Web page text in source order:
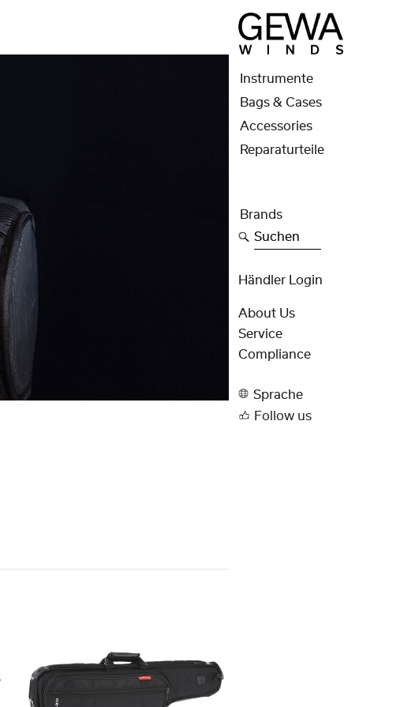
Instrumente
Bags & Cases
Accessories
Reparaturteile
Brands
Suchen
Händler Login
About Us
Service
Compliance
Sprache
Follow us